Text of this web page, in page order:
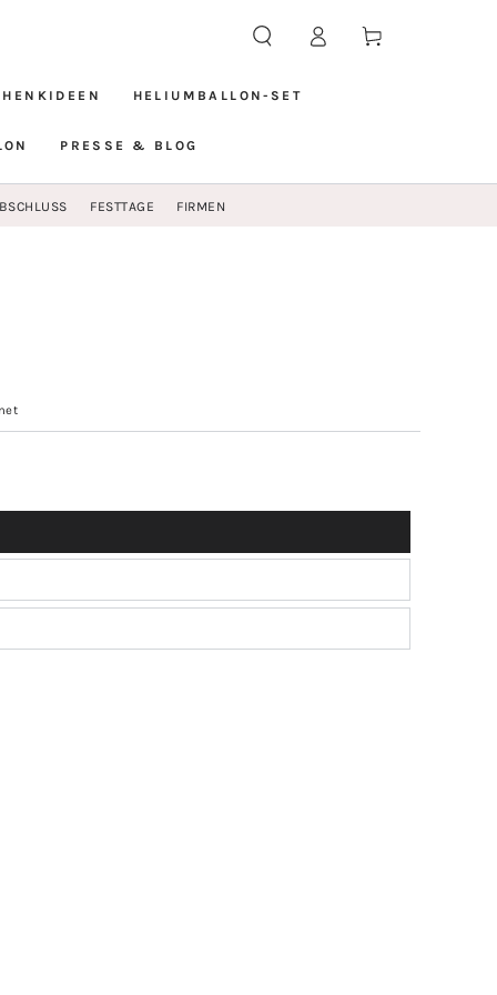
HELIUMBALLON-SET
PRESSE & BLOG
EinloggenWarenkorb
FESTTAGE FIRMEN